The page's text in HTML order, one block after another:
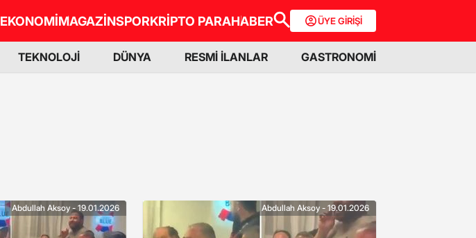
EKONOMİMAGAZİNSPORKRİPTO PARAHABER ÜYE GİRİŞİ
TEKNOLOJİ DÜNYA RESMİ İLANLAR GASTRONOMİ
Abdullah Aksoy - 19.01.2026 Abdullah Aksoy - 19.01.2026